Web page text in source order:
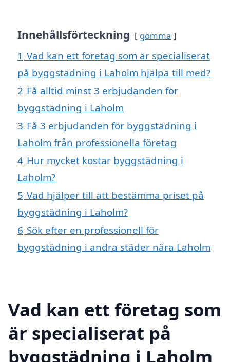
Innehållsförteckning gömma
1 Vad kan ett företag som är specialiserat
på byggstädning i Laholm hjälpa till med?
2 Få alltid minst 3 erbjudanden för
byggstädning i Laholm
3 Få 3 erbjudanden för byggstädning i
Laholm från professionella företag
4 Hur mycket kostar byggstädning i
Laholm?
5 Vad hjälper till att bestämma priset på
byggstädning i Laholm?
6 Sök efter en professionell för
byggstädning i andra städer nära Laholm
Vad kan ett företag som
är specialiserat på
byggstädning i Laholm